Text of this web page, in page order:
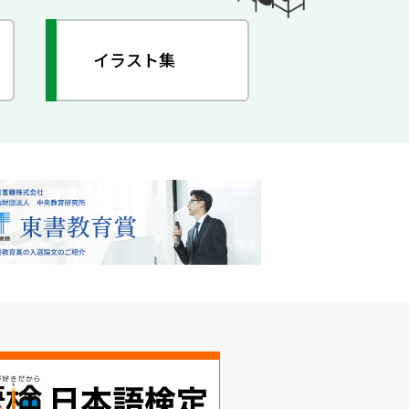
イラスト集